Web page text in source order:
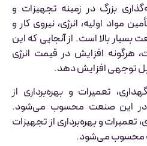
بزرگ در زمینه تجهیزات و
مواد اولیه، انرژی، نیروی کار و
بالا است. از آنجایی که این
هرگونه افزایش در قیمت انرژی
توجهی افزایش دهد.
تعمیرات و بهره‌برداری از
در این صنعت محسوب می‌شود.
و بهره‌برداری از تجهیزات
محسوب می‌شود.